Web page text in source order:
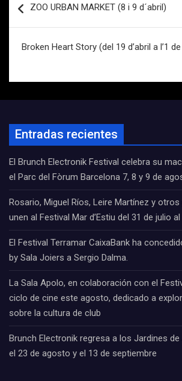
de
ZOO URBAN MARKET (8 i 9 d´abril)
Broken Heart Story (del 19 d’abril a l’1
Entradas recientes
El Brunch Electronik Festival celebra su
el Parc del Fòrum Barcelona 7, 8 y 9 de
Rosario, Miguel Ríos, Leire Martínez y
unen al Festival Mar d’Estiu del 31 de julio
El Festival Terramar CaixaBank ha
by Sala Joiers a Sergio Dalma.
La Sala Apolo, en colaboración con el
ciclo de cine este agosto, dedicado a
sobre la cultura de club
Brunch Electronik regresa a los Jardines
el 23 de agosto y el 13 de septiembre